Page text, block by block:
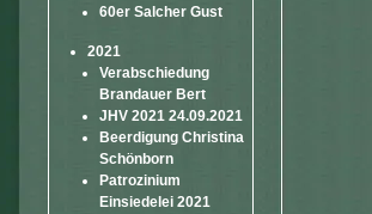
60er Salcher Gust
2021
Verabschiedung
Brandauer Bert
JHV 2021 24.09.2021
Beerdigung Christina
Schönborn
Patrozinium
Einsiedelei 2021